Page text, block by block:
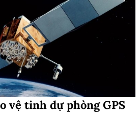
vệ tinh dự phòng GPS